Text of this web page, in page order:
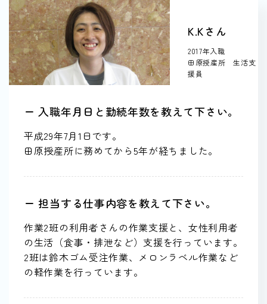
K.Kさん
2017年入職
田原授産所 生活支
援員
ー 入職年月日と勤続年数を教えて下さい。
平成29年7月1日です。
田原授産所に務めてから5年が経ちました。
ー 担当する仕事内容を教えて下さい。
作業2班の利用者さんの作業支援と、女性利用者
の生活（食事・排泄など）支援を行っています。
2班は鈴木ゴム受注作業、メロンラベル作業など
の軽作業を行っています。